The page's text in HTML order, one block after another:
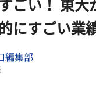
ごい！ 東大
にすごい業
編集部